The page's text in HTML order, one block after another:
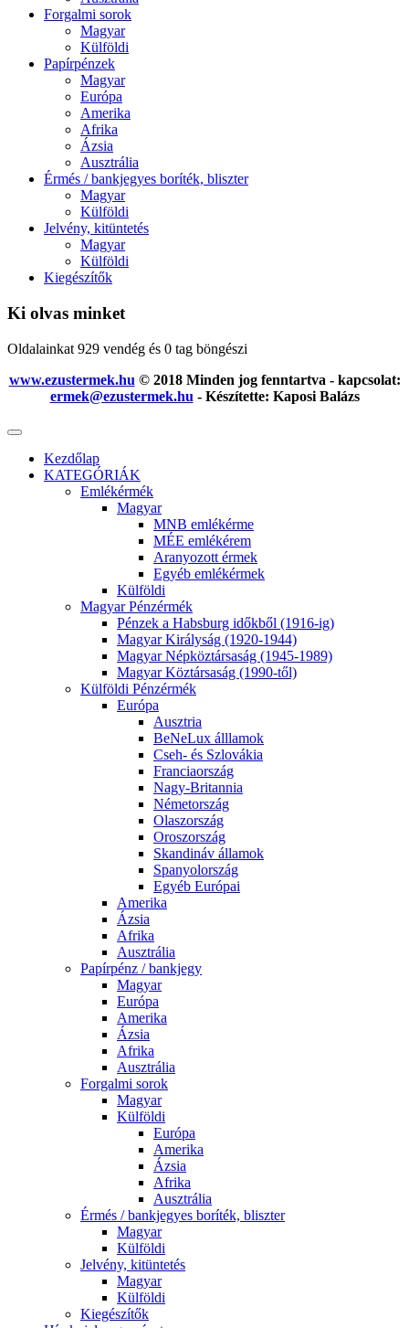
Forgalmi sorok
Magyar
Külföldi
Papírpénzek
Magyar
Európa
Amerika
Afrika
Ázsia
Ausztrália
Érmés / bankjegyes boríték, bliszter
Magyar
Külföldi
Jelvény, kitüntetés
Magyar
Külföldi
Kiegészítők
Ki olvas minket
Oldalainkat 929 vendég és 0 tag böngészi
www.ezustermek.hu © 2018 Minden jog fenntartva - kapcsolat:
ermek@ezustermek.hu - Készítette: Kaposi Balázs
Kezdőlap
KATEGÓRIÁK
Emlékérmék
Magyar
MNB emlékérme
MÉE emlékérem
Aranyozott érmek
Egyéb emlékérmek
Külföldi
Magyar Pénzérmék
Pénzek a Habsburg időkből (1916-ig)
Magyar Királyság (1920-1944)
Magyar Népköztársaság (1945-1989)
Magyar Köztársaság (1990-től)
Külföldi Pénzérmék
Európa
Ausztria
BeNeLux álllamok
Cseh- és Szlovákia
Franciaország
Nagy-Britannia
Németország
Olaszország
Oroszország
Skandináv államok
Spanyolország
Egyéb Európai
Amerika
Ázsia
Afrika
Ausztrália
Papírpénz / bankjegy
Magyar
Európa
Amerika
Ázsia
Afrika
Ausztrália
Forgalmi sorok
Magyar
Külföldi
Európa
Amerika
Ázsia
Afrika
Ausztrália
Érmés / bankjegyes boríték, bliszter
Magyar
Külföldi
Jelvény, kitüntetés
Magyar
Külföldi
Kiegészítők